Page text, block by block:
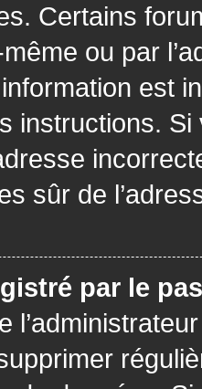
Certains
ou par
est
instructions. Si
sûr de
par le